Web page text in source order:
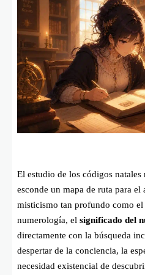
El estudio de los códigos natales
esconde un mapa de ruta para
misticismo tan profundo como
numerología, el significado del
directamente con la búsqueda
despertar de la conciencia, la
necesidad existencial de